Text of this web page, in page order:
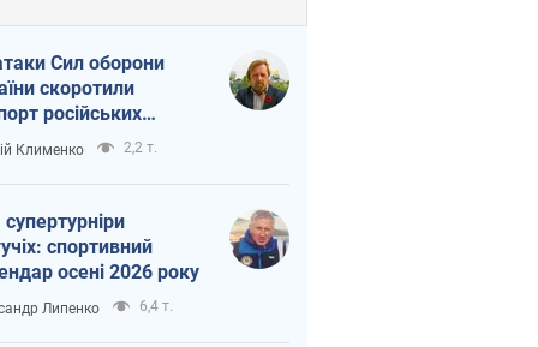
Сил оборони
скоротили
російських
Клименко 2,2 т.
спортивний
осені 2026 року
Липенко 6,4 т.